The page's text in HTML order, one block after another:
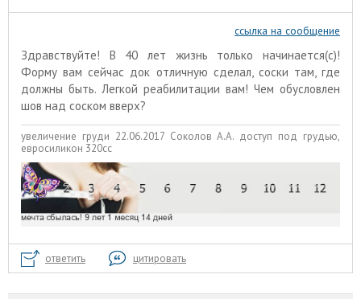
ссылка на сообщение
Здравствуйте! В 40 лет жизнь только начинается(с)!
Форму вам сейчас док отличную сделал, соски там, где
должны быть. Легкой реабилитации вам! Чем обусловлен
шов над соском вверх?
увеличение груди 22.06.2017 Соколов А.А. доступ под грудью,
евросиликон 320сс
ответить цитировать